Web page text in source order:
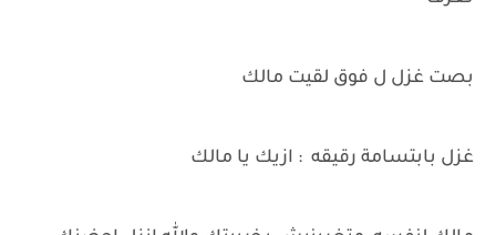
بصت غزل ل فوق لقيت مالك
غزل بابتسامة رقيقه : ازيك يا مالك